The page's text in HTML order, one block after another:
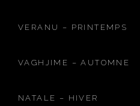
VERANU – PRINTEMPS
VAGHJIME – AUTOMNE
NATALE – HIVER